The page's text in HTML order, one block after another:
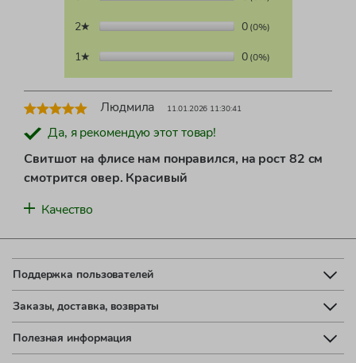
2★ 0(0%)
1★ 0(0%)
Людмила 11.01.2026 11:30:41
Да, я рекомендую этот товар!
Свитшот на флисе нам понравился, на рост 82 см
смотрится овер. Красивый
Качество
Поддержка пользователей
Заказы, доставка, возвраты
Полезная информация